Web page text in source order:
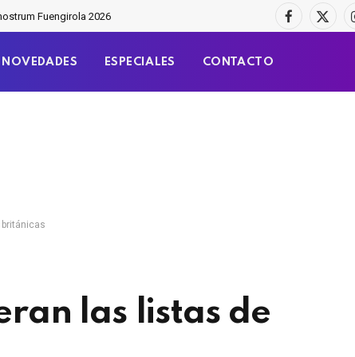
Fuengirola 2026
Facebook
X
NOVEDADES ESPECIALES CONTACTO
las listas de